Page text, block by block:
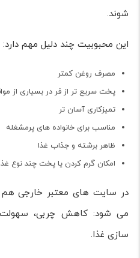
شوند.
این محبوبیت چند دلیل مهم دارد:
مصرف روغن کمتر
پخت سریع تر از فر در بسیاری از
تمیزکاری آسان تر
مناسب برای خانواده های پرمشغله
ظاهر برشته و جذاب غذا
امکان گرم کردن یا پخت چند نوع غذا
در سایت های معتبر خارجی هم
می شود: کاهش چربی، سهولت
سازی غذا.